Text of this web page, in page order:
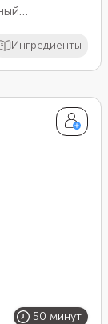
вкус от
Ингредиенты
50 минут